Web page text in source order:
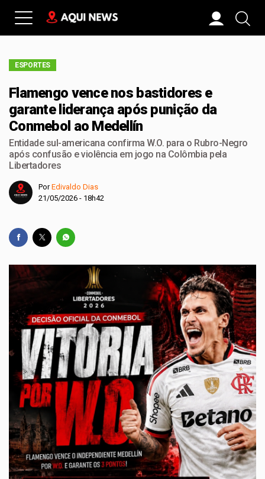
ESPORTES
Flamengo vence nos bastidores e
garante liderança após punição da
Conmebol ao Medellín
Entidade sul-americana confirma W.O. para o Rubro-Negro
após confusão e violência em jogo na Colômbia pela
Libertadores
PorEdivaldo Dias
21/05/2026 - 18h42